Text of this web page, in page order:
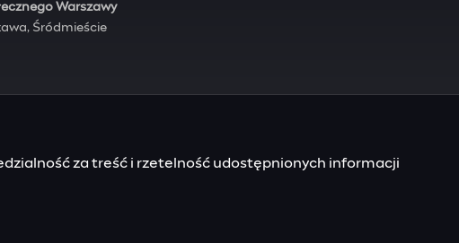
Warszawy
Śródmieście
za treść i rzetelność udostępnionych informacji